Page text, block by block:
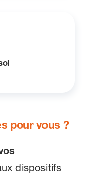
pour vous ?
dispositifs